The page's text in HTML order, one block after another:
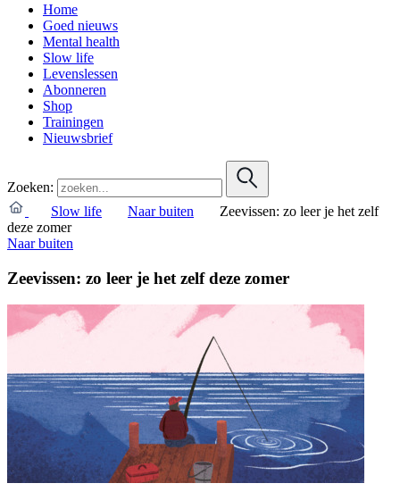
Home
Goed nieuws
Mental health
Slow life
Levenslessen
Abonneren
Shop
Trainingen
Nieuwsbrief
Zoeken:
Slow life
Naar buiten
Zeevissen: zo leer je het zelf
deze zomer
Naar buiten
Zeevissen: zo leer je het zelf deze zomer